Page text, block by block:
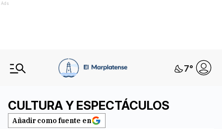
Ads
7°
CULTURA Y ESPECTÁCULOS
Añadir como fuente en